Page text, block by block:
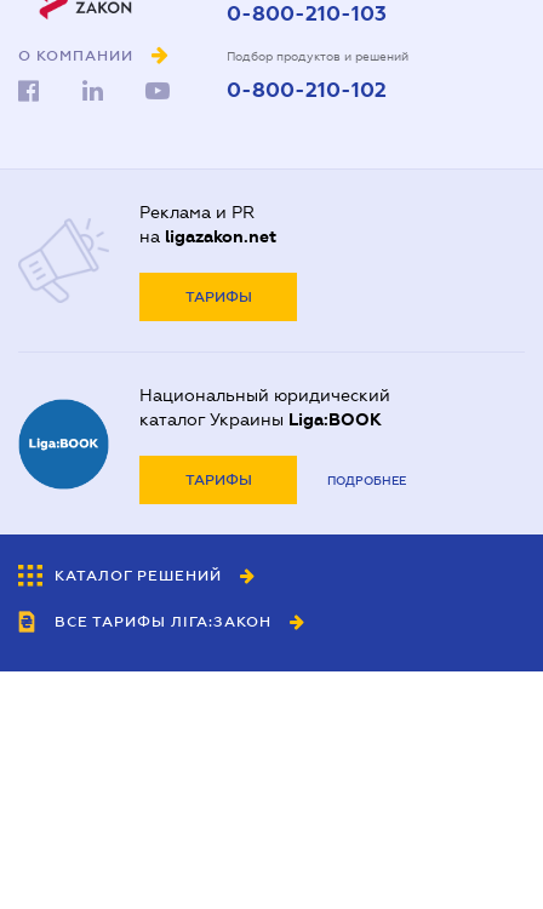
О КОМПАНИИ
0-800-210-103
Подбор продуктов и решений
0-800-210-102
Реклама и PR
на ligazakon.net
ТАРИФЫ
Национальный юридический
каталог Украины Liga:BOOK
ТАРИФЫ ПОДРОБНЕЕ
КАТАЛОГ РЕШЕНИЙ
ВСЕ ТАРИФЫ ЛІГА:ЗАКОН